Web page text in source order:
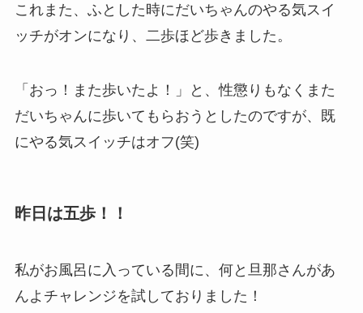
これまた、ふとした時にだいちゃんのやる気スイ
ッチがオンになり、二歩ほど歩きました。
「おっ！また歩いたよ！」と、性懲りもなくまた
だいちゃんに歩いてもらおうとしたのですが、既
にやる気スイッチはオフ(笑)
昨日は五歩！！
私がお風呂に入っている間に、何と旦那さんがあ
んよチャレンジを試しておりました！